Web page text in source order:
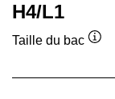
H4/L1
Taille du bac